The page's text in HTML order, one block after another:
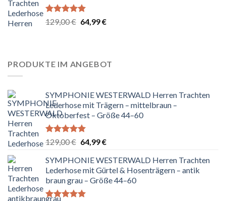
Bewertet
5.00
129,00€ Ursprünglicher
64,99€Aktueller
PRODUKTE IM ANGEBOT
SYMPHONIE WESTERWALD Herren Trachten
Lederhose mit Trägern – mittelbraun –
Oktoberfest – Größe 44–60
Bewertet
5.00
von 5
129,00€ Ursprünglicher
war:
129,00 €
64,99€Aktueller
ist:
64,99 €.
SYMPHONIE WESTERWALD Herren Trachten
Lederhose mit Gürtel & Hosenträgern – antik
braun grau – Größe 44–60